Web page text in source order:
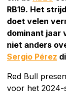
RB19. Het
doet velen
dominant jaar
niet anders
Sergio Pérez
Red Bull
voor het 2024-